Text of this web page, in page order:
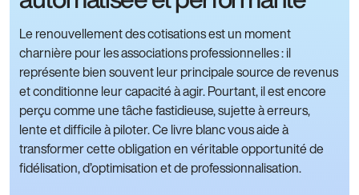
Le renouvellement des cotisations est un moment
charnière pour les associations professionnelles : il
représente bien souvent leur principale source de revenus
et conditionne leur capacité à agir. Pourtant, il est encore
perçu comme une tâche fastidieuse, sujette à erreurs,
lente et difficile à piloter. Ce livre blanc vous aide à
transformer cette obligation en véritable opportunité de
fidélisation, d’optimisation et de professionnalisation.